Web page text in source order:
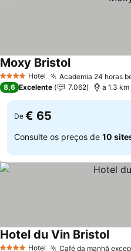
4 EstrelasHotel Academia 24 horas
Moxy BristolVer preços
8,6 Excelente 7.062 a 1.3
De € 65
Consulte os preços de 10
Hotel Café da manhã
Hotel du Vin BristolVer